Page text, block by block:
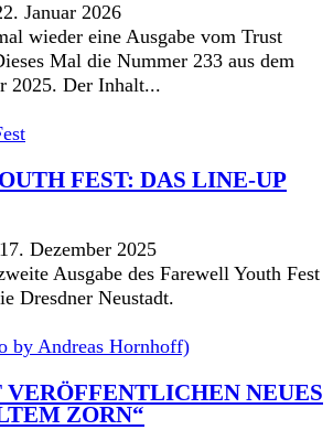
Januar 2026
wieder eine Ausgabe vom Trust
Mal die Nummer 233 aus dem
2025. Der Inhalt...
FEST: DAS LINE-UP
17. Dezember 2025
Ausgabe des Farewell Youth Fest
Dresdner Neustadt.
VERÖFFENTLICHEN NEUES
ZORN“